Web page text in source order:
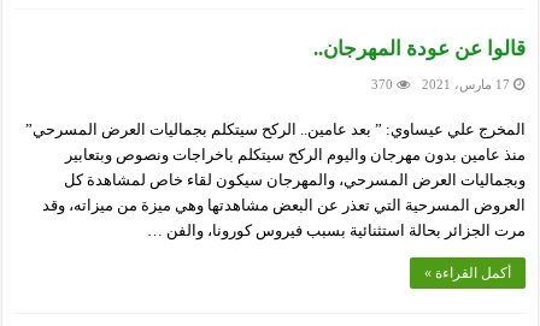
قالوا عن عودة المهرجان..
17 مارس، 2021 370
المخرج علي عيساوي: ” بعد عامين.. الركح سيتكلم بجماليات العرض المسرحي”
منذ عامين بدون مهرجان واليوم الركح سيتكلم باخراجات ونصوص وبتعابير
وبجماليات العرض المسرحي، والمهرجان سيكون لقاء خاص لمشاهدة كل
العروض المسرحية التي تعذر عن البعض مشاهدتها وهي ميزة من ميزاته، وقد
مرت الجزائر بحالة استثنائية بسبب فيروس كورونا، والفن …
أكمل القراءة »